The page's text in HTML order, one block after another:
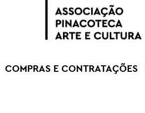
COMPRAS E CONTRATAÇÕES